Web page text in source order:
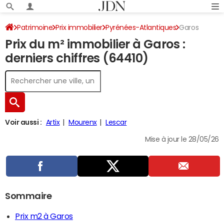
Patrimoine Prix immobilier Pyrénées-Atlantiques Garos
Prix du m² immobilier à Garos :
derniers chiffres (64410)
Voir aussi : Artix Mourenx Lescar
Mise à jour le 28/05/26
Sommaire
Prix m2 à Garos